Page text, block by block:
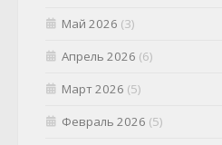
Май 2026 (3)
Апрель 2026 (6)
Март 2026 (5)
Февраль 2026 (5)